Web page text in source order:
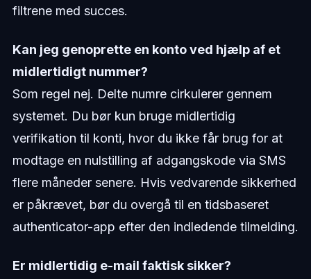
filtrene med succes.
Kan jeg genoprette en konto ved hjælp af et
midlertidigt nummer?
Som regel nej. Delte numre cirkulerer gennem
systemet. Du bør kun bruge midlertidig
verifikation til konti, hvor du ikke får brug for at
modtage en nulstilling af adgangskode via SMS
flere måneder senere. Hvis vedvarende sikkerhed
er påkrævet, bør du overgå til en tidsbaseret
authenticator-app efter den indledende tilmelding.
Er midlertidig e-mail faktisk sikker?